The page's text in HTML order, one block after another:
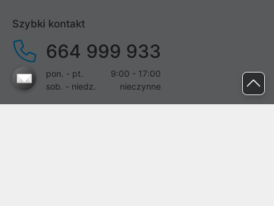
Szybki kontakt
664 999 933
pon. - pt.
9:00 - 17:00
sob. - niedz.
nieczynne